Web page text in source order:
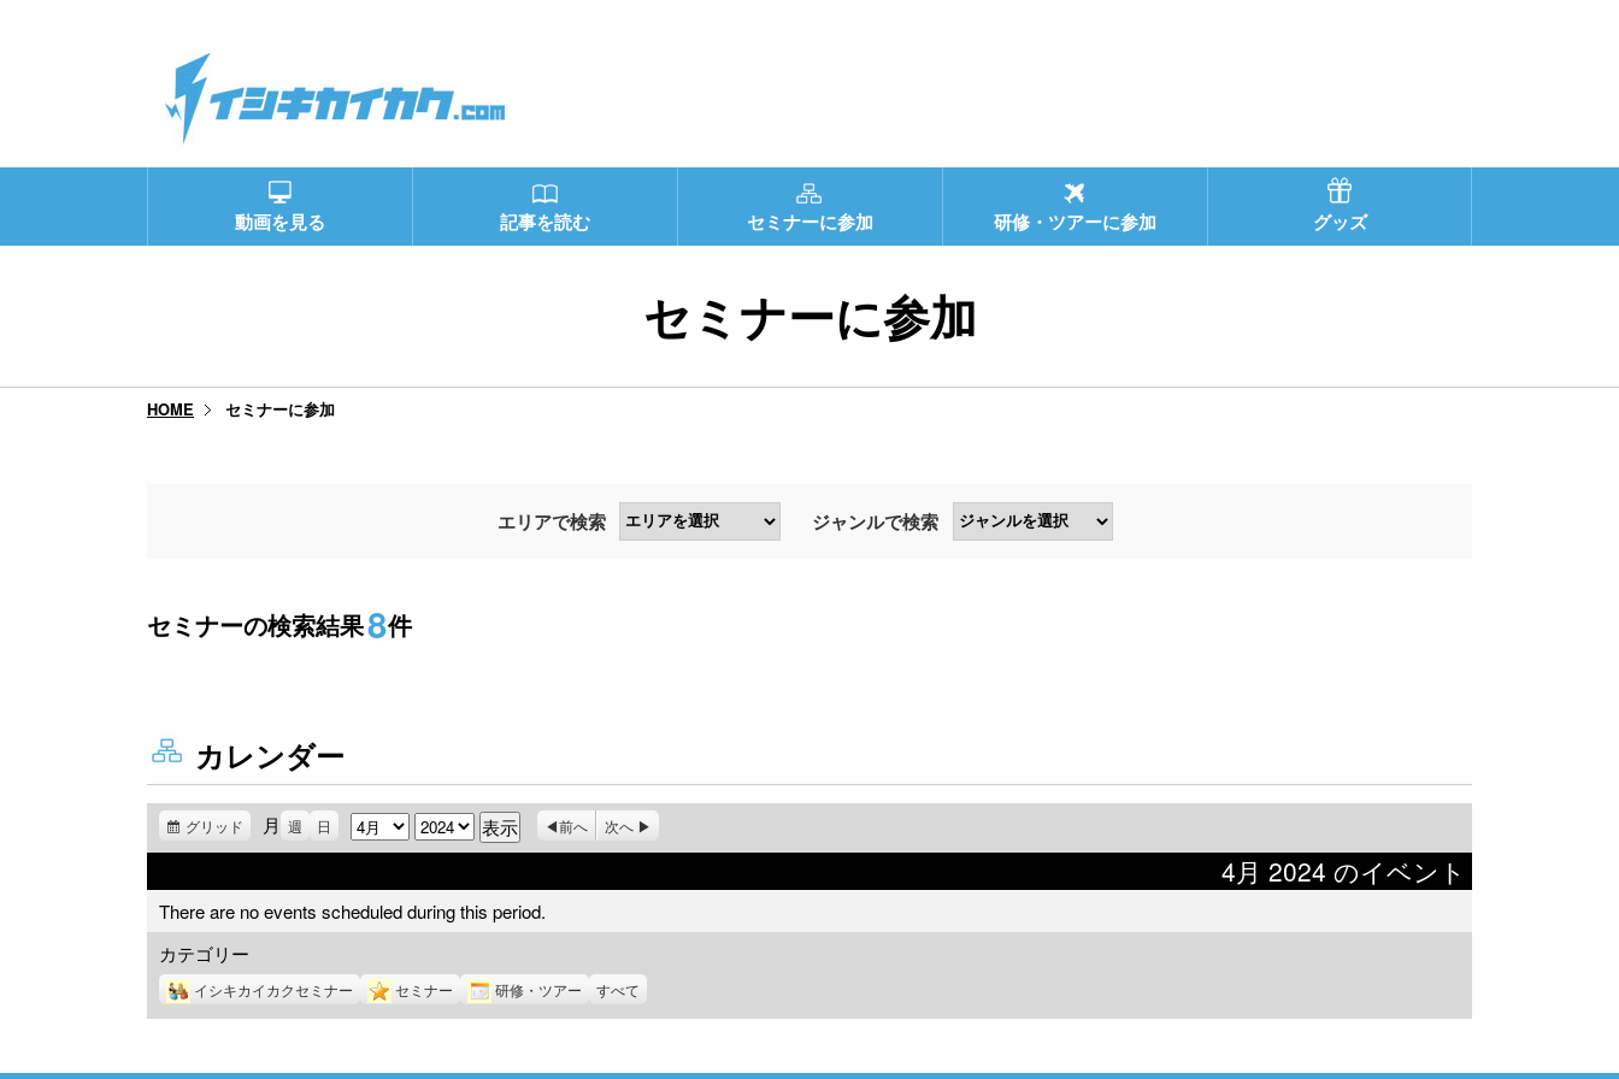
動画を見る 記事を読む セミナーに参加 研修・ツアーに参加 グッズ
セミナーに参加
HOME セミナーに参加
エリアで検索 ジャンルで検索
セミナーの検索結果8件
カレンダー
グリッド 月 週 日 月 年 前へ 次へ
4月 2024 のイベント
There are no events scheduled during this period.
カテゴリー
イシキカイカクセミナー セミナー 研修・ツアー すべて